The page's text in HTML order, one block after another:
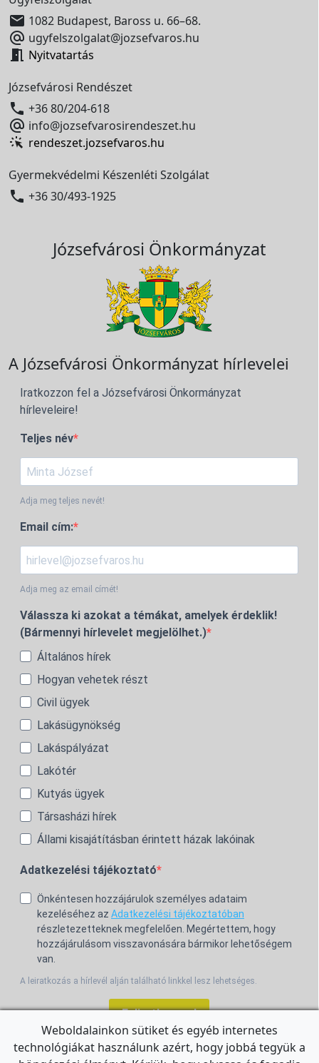
 1082 Budapest, Baross u. 66–68.
 ugyfelszolgalat@jozsefvaros.hu
 Nyitvatartás
Józsefvárosi Rendészet
 +36 80/204-618
 info@jozsefvarosirendeszet.hu
rendeszet.jozsefvaros.hu
Gyermekvédelmi Készenléti Szolgálat
 +36 30/493-1925
Józsefvárosi Önkormányzat
A Józsefvárosi Önkormányzat hírlevelei
Iratkozzon fel a Józsefvárosi Önkormányzat
hírleveleire!
Teljes név
Adja meg teljes nevét!
Email cím:
Adja meg az email címét!
Válassza ki azokat a témákat, amelyek érdeklik!
(Bármennyi hírlevelet megjelölhet.)
Általános hírek
Hogyan vehetek részt
Civil ügyek
Lakásügynökség
Lakáspályázat
Lakótér
Kutyás ügyek
Társasházi hírek
Állami kisajátításban érintett házak lakóinak
Adatkezelési tájékoztató
Önkéntesen hozzájárulok személyes adataim
kezeléséhez az Adatkezelési tájékoztatóban
részletezetteknek megfelelően. Megértettem, hogy
hozzájárulásom visszavonására bármikor lehetőségem
van.
A leiratkozás a hírlevél alján található linkkel lesz lehetséges.
Feliratkozom!
Weboldalainkon sütiket és egyéb internetes
technológiákat használunk azért, hogy jobbá tegyük a